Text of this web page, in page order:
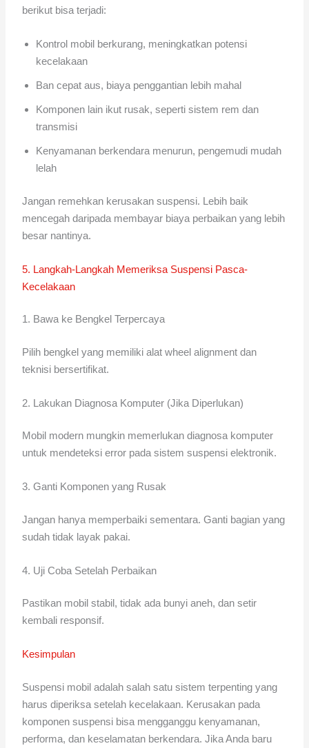
berikut bisa terjadi:
Kontrol mobil berkurang, meningkatkan potensi
kecelakaan
Ban cepat aus, biaya penggantian lebih mahal
Komponen lain ikut rusak, seperti sistem rem dan
transmisi
Kenyamanan berkendara menurun, pengemudi mudah
lelah
Jangan remehkan kerusakan suspensi. Lebih baik
mencegah daripada membayar biaya perbaikan yang lebih
besar nantinya.
5. Langkah-Langkah Memeriksa Suspensi Pasca-
Kecelakaan
1. Bawa ke Bengkel Terpercaya
Pilih bengkel yang memiliki alat wheel alignment dan
teknisi bersertifikat.
2. Lakukan Diagnosa Komputer (Jika Diperlukan)
Mobil modern mungkin memerlukan diagnosa komputer
untuk mendeteksi error pada sistem suspensi elektronik.
3. Ganti Komponen yang Rusak
Jangan hanya memperbaiki sementara. Ganti bagian yang
sudah tidak layak pakai.
4. Uji Coba Setelah Perbaikan
Pastikan mobil stabil, tidak ada bunyi aneh, dan setir
kembali responsif.
Kesimpulan
Suspensi mobil adalah salah satu sistem terpenting yang
harus diperiksa setelah kecelakaan. Kerusakan pada
komponen suspensi bisa mengganggu kenyamanan,
performa, dan keselamatan berkendara. Jika Anda baru